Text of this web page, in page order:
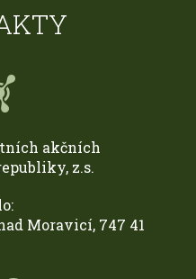
akčních
z.s.
Moravicí, 747 41